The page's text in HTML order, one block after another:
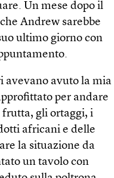
Un mese dopo il
Andrew sarebbe
ultimo giorno con
avevano avuto la mia
per andare
frutta, gli ortaggi, i
africani e delle
la situazione da
un tavolo con